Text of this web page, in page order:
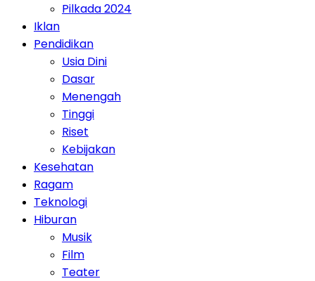
Pilkada 2024
Iklan
Pendidikan
Usia Dini
Dasar
Menengah
Tinggi
Riset
Kebijakan
Kesehatan
Ragam
Teknologi
Hiburan
Musik
Film
Teater